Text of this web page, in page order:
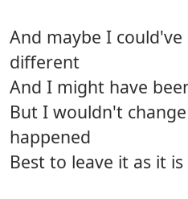
And maybe I
different
And I might have
But I wouldn't
happened
Best to leave it as it is